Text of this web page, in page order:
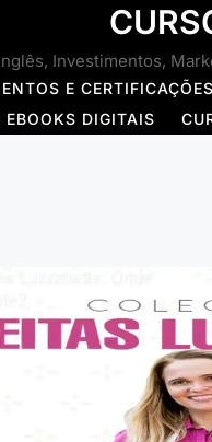
Investimentos,
E CERTIFICAÇÕES
EBOOKS DIGITAIS